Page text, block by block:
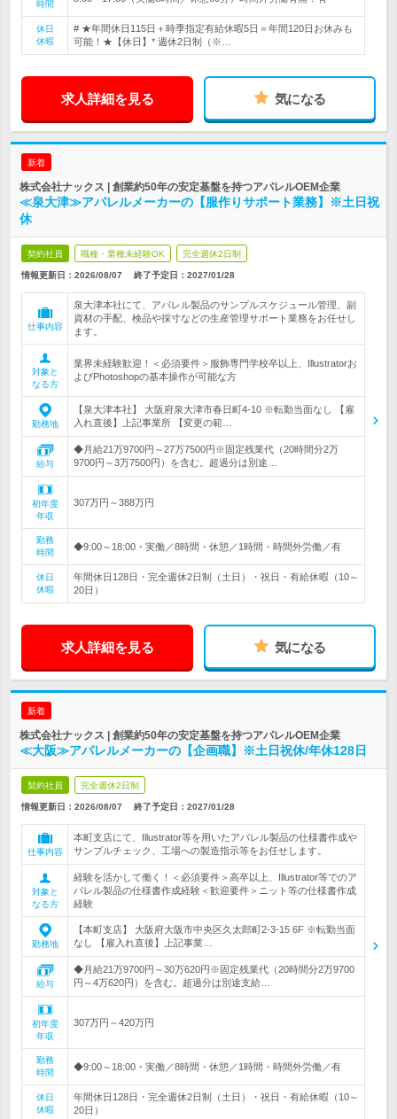
時間
休日
休暇
# ★年間休日115日＋時季指定有給休暇5日＝年間120日お休みも
可能！★【休日】* 週休2日制（※…
求人詳細を見る 気になる
新着
株式会社ナックス | 創業約50年の安定基盤を持つアパレルOEM企業
≪泉大津≫アパレルメーカーの【服作りサポート業務】※土日祝
休
契約社員 職種・業種未経験OK 完全週休2日制
情報更新日：2026/08/07 終了予定日： 2027/01/28
仕事内容
泉大津本社にて、アパレル製品のサンプルスケジュール管理、副
資材の手配、検品や採寸などの生産管理サポート業務をお任せし
ます。
対象と
なる方
業界未経験歓迎！＜必須要件＞服飾専門学校卒以上、Illustratorお
よびPhotoshopの基本操作が可能な方
勤務地
【泉大津本社】 大阪府泉大津市春日町4-10 ※転勤当面なし 【雇
入れ直後】上記事業所 【変更の範…
給与
◆月給21万9700円～27万7500円※固定残業代（20時間分2万
9700円～3万7500円）を含む。超過分は別途…
初年度
年収
307万円～388万円
勤務
時間
◆9:00～18:00・実働／8時間・休憩／1時間・時間外労働／有
休日
休暇
年間休日128日・完全週休2日制（土日）・祝日・有給休暇（10～
20日）
求人詳細を見る 気になる
新着
株式会社ナックス | 創業約50年の安定基盤を持つアパレルOEM企業
≪大阪≫アパレルメーカーの【企画職】※土日祝休/年休128日
契約社員 完全週休2日制
情報更新日：2026/08/07 終了予定日： 2027/01/28
仕事内容
本町支店にて、Illustrator等を用いたアパレル製品の仕様書作成や
サンプルチェック、工場への製造指示等をお任せします。
対象と
なる方
経験を活かして働く！＜必須要件＞高卒以上、Illustrator等でのア
パレル製品の仕様書作成経験＜歓迎要件＞ニット等の仕様書作成
経験
勤務地
【本町支店】 大阪府大阪市中央区久太郎町2-3-15 6F ※転勤当面
なし 【雇入れ直後】上記事業…
給与
◆月給21万9700円～30万620円※固定残業代（20時間分2万9700
円～4万620円）を含む。超過分は別途支給…
初年度
年収
307万円～420万円
勤務
時間
◆9:00～18:00・実働／8時間・休憩／1時間・時間外労働／有
休日
休暇
年間休日128日・完全週休2日制（土日）・祝日・有給休暇（10～
20日）